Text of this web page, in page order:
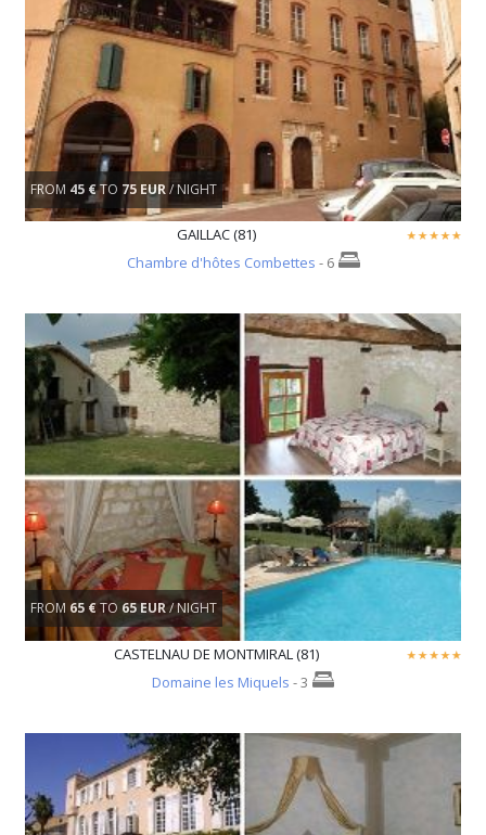
FROM 45 €TO 75 EUR/ NIGHT
GAILLAC (81)
Chambre d'hôtes Combettes - 6
FROM 65 €TO 65 EUR/ NIGHT
CASTELNAU DE MONTMIRAL (81)
Domaine les Miquels - 3